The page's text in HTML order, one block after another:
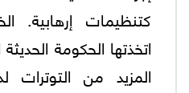
كتنظيمات إرهابية.
اتخذتها الحكومة
المزيد من التوترات